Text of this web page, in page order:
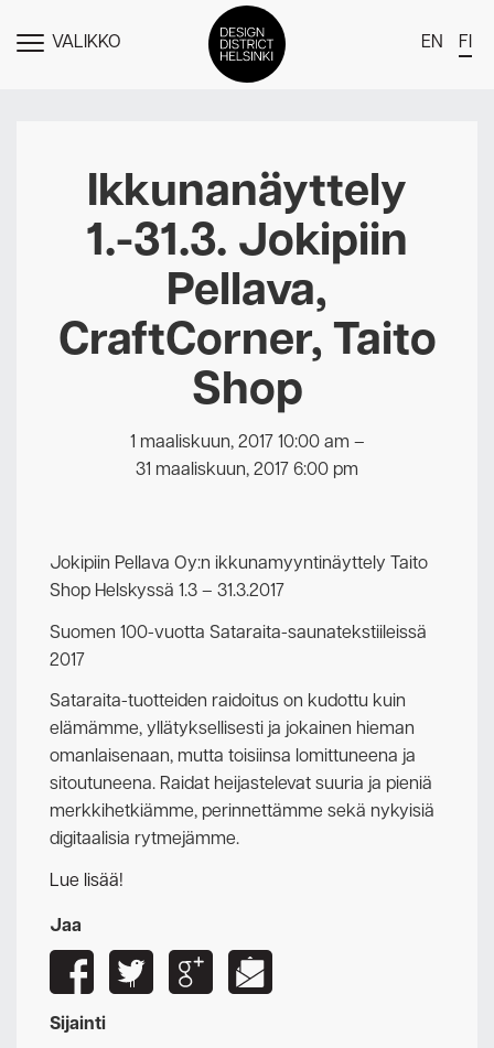
NÄYTÄVALIKKO EN FI
Jäsenet
Tapahtumat
Uutiset
Medialle
Meistä
Design District Helsingin jäsenyydestä
Ota yhteyttä
Ikkunanäyttely
1.-31.3. Jokipiin
Pellava,
CraftCorner, Taito
Shop
1 maaliskuun, 2017 10:00 am –
31 maaliskuun, 2017 6:00 pm
Jokipiin Pellava Oy:n ikkunamyyntinäyttely Taito
Shop Helskyssä 1.3 – 31.3.2017
Suomen 100-vuotta Sataraita-saunatekstiileissä
2017
Sataraita-tuotteiden raidoitus on kudottu kuin
elämämme, yllätyksellisesti ja jokainen hieman
omanlaisenaan, mutta toisiinsa lomittuneena ja
sitoutuneena. Raidat heijastelevat suuria ja pieniä
merkkihetkiämme, perinnettämme sekä nykyisiä
digitaalisia rytmejämme.
Lue lisää!
Jaa
Sijainti